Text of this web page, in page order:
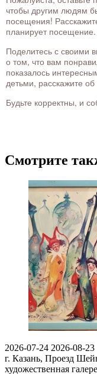
чтобы другим людям
посещения!
планирует посещение.
Поделитесь с своими
о том, что вам
показалось
детьми, расскажите
Будьте корректны, и
Смотрите
2026-07-24 2026-08-23
г. Казань, Проезд
художественная